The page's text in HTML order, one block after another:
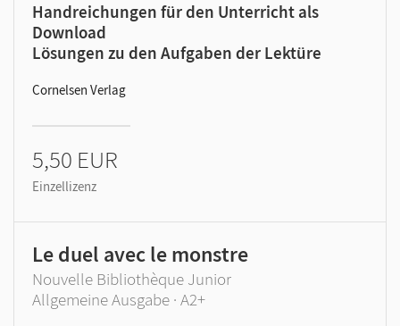
Handreichungen für den Unterricht als
Download
Lösungen zu den Aufgaben der Lektüre
Cornelsen Verlag
5,50 EUR
Einzellizenz
Le duel avec le monstre
Nouvelle Bibliothèque Junior
Allgemeine Ausgabe · A2+